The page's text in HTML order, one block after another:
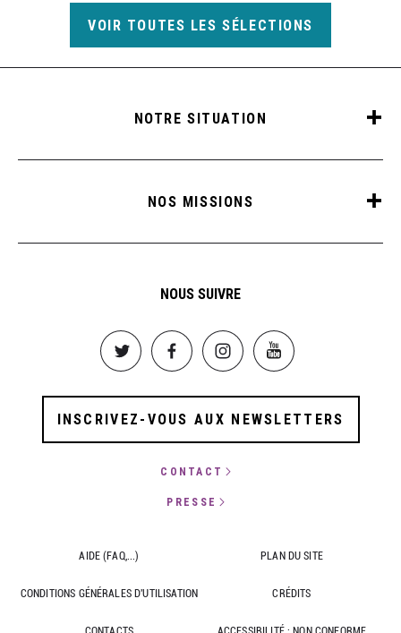
VOIR TOUTES LES SÉLECTIONS
NOTRE SITUATION
NOS MISSIONS
NOUS SUIVRE
Image Image Image Image
INSCRIVEZ-VOUS AUX NEWSLETTERS
CONTACT
PRESSE
AIDE (FAQ,...) PLAN DU SITE
CONDITIONS GÉNÉRALES D'UTILISATION CRÉDITS